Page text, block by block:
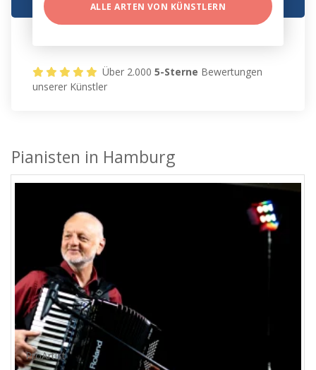
ALLE ARTEN VON KÜNSTLERN
Über 2.0005-Sterne Bewertungen
unserer Künstler
Pianisten in Hamburg
ProArtist